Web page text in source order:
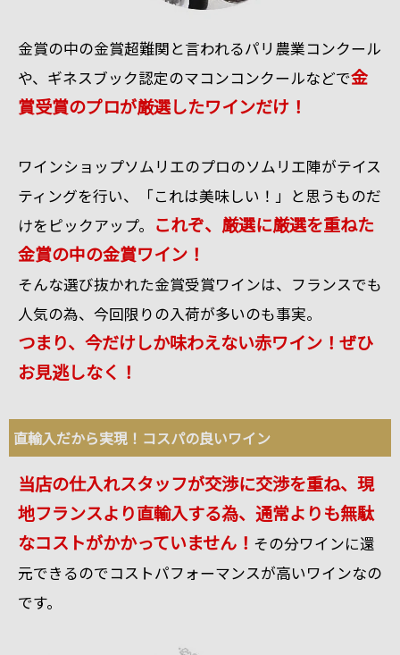
金賞の中の金賞超難関と言われるパリ農業コンクール
や、ギネスブック認定のマコンコンクールなどで金
賞受賞のプロが厳選したワインだけ！
ワインショップソムリエのプロのソムリエ陣がテイス
ティングを行い、「これは美味しい！」と思うものだ
けをピックアップ。 これぞ、厳選に厳選を重ねた
金賞の中の金賞ワイン！
そんな選び抜かれた金賞受賞ワインは、フランスでも
人気の為、今回限りの入荷が多いのも事実。
つまり、今だけしか味わえない赤ワイン！ぜひ
お見逃しなく！
直輸入だから実現！コスパの良いワイン
当店の仕入れスタッフが交渉に交渉を重ね、現
地フランスより直輸入する為、通常よりも無駄
なコストがかかっていません！ その分ワインに還
元できるのでコストパフォーマンスが高いワインなの
です。